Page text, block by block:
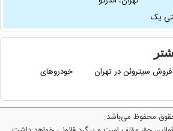
یک
فروش سیتروئن در تهران
خودروهای